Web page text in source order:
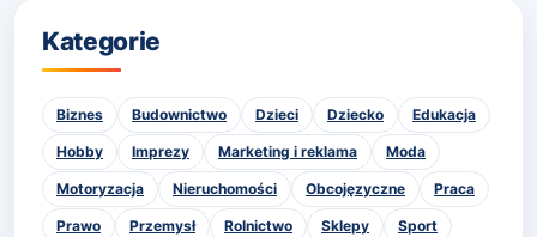
Kategorie
Biznes Budownictwo Dzieci Dziecko Edukacja
Hobby Imprezy Marketing i reklama Moda
Motoryzacja Nieruchomości Obcojęzyczne Praca
Prawo Przemysł Rolnictwo Sklepy Sport